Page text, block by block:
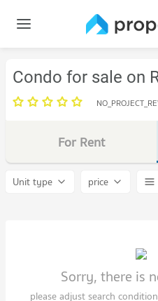
Condo for sale on
For Rent
Unit type price
Sorry, there is
please adjust search